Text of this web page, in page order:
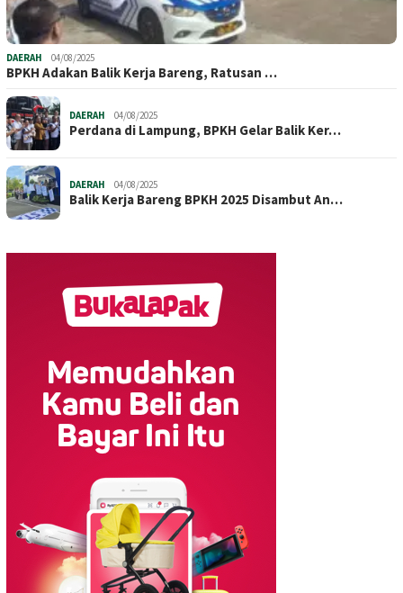
DAERAH 04/08/2025
BPKH Adakan Balik Kerja Bareng, Ratusan …
DAERAH 04/08/2025
Perdana di Lampung, BPKH Gelar Balik Ker…
DAERAH 04/08/2025
Balik Kerja Bareng BPKH 2025 Disambut An…